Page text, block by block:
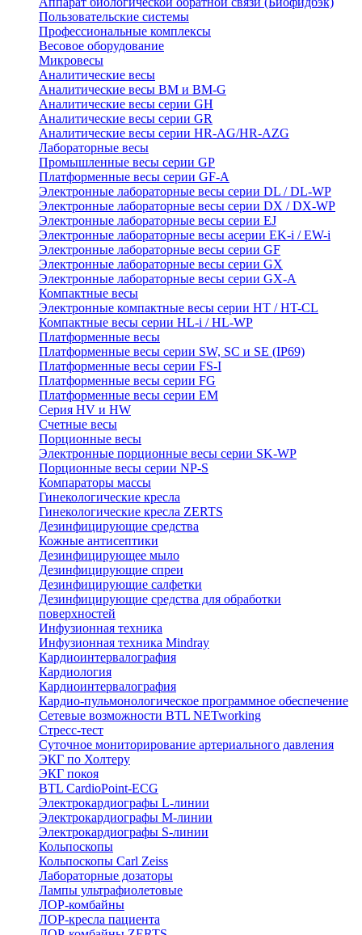
Пользовательские системы
Профессиональные комплексы
Весовое оборудование
Микровесы
Аналитические весы
Аналитические весы BM и BM-G
Аналитические весы серии GH
Аналитические весы серии GR
Аналитические весы серии HR-AG/HR-AZG
Лабораторные весы
Промышленные весы серии GP
Платформенные весы серии GF-A
Электронные лабораторные весы серии DL / DL-WP
Электронные лабораторные весы серии DX / DX-WP
Электронные лабораторные весы серии EJ
Электронные лабораторные весы aсерии EK-i / EW-i
Электронные лабораторные весы серии GF
Электронные лабораторные весы серии GX
Электронные лабораторные весы серии GX-A
Компактные весы
Электронные компактные весы серии HT / HT-CL
Компактные весы серии HL-i / HL-WP
Платформенные весы
Платформенные весы серии SW, SC и SE (IP69)
Платформенные весы серии FS-I
Платформенные весы серии FG
Платформенные весы серии EM
Серия HV и HW
Счетные весы
Порционные весы
Электронные порционные весы серии SK-WP
Порционные весы серии NP-S
Компараторы массы
Гинекологические кресла
Гинекологические кресла ZERTS
Дезинфицирующие средства
Кожные антисептики
Дезинфицирующее мыло
Дезинфицирующие спреи
Дезинфицирующие салфетки
Дезинфицирующие средства для обработки
поверхностей
Инфузионная техника
Инфузионная техника Mindray
Кардиоинтервалография
Кардиология
Кардиоинтервалография
Кардио-пульмонологическое программное обеспечение
Сетевые возможности BTL NETworking
Стресс-тест
Суточное мониторирование артериального давления
ЭКГ по Холтеру
ЭКГ покоя
BTL CardioPoint-ECG
Электрокардиографы L-линии
Электрокардиографы M-линии
Электрокардиографы S-линии
Кольпоскопы
Кольпоскопы Carl Zeiss
Лабораторные дозаторы
Лампы ультрафиолетовые
ЛОР-комбайны
ЛОР-кресла пациента